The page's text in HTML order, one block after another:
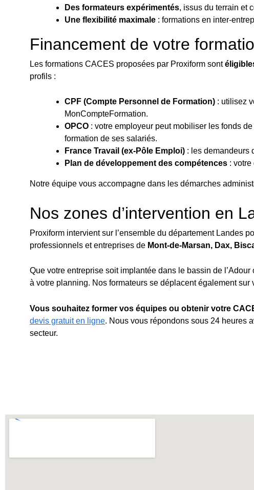
Des formateurs expérimentés, issus du terrain et
Une flexibilité maximale : formations en inter-
Financement de votre
Les formations CACES proposées par Proxiform sont
profils :
CPF (Compte Personnel de Formation) : utilisez
MonCompteFormation.
OPCO : votre employeur peut mobiliser les fonds
formation de ses salariés.
France Travail (ex-Pôle Emploi) : les demandeurs
Plan de développement des compétences :
Notre équipe vous accompagne dans les démarches
Nos zones d’intervention en
Proxiform intervient sur l’ensemble du département Landes
professionnels et entreprises de Mont-de-Marsan, Dax,
Que votre entreprise soit implantée dans le bassin de
à votre planning. Nos formateurs se déplacent également
Vous souhaitez former vos équipes ou obtenir votre
devis gratuit en ligne. Nous vous répondons sous 24 heures
secteur.